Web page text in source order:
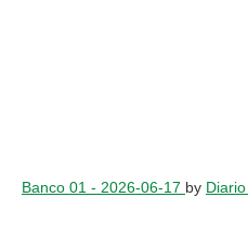
Banco 01 - 2026-06-17 by